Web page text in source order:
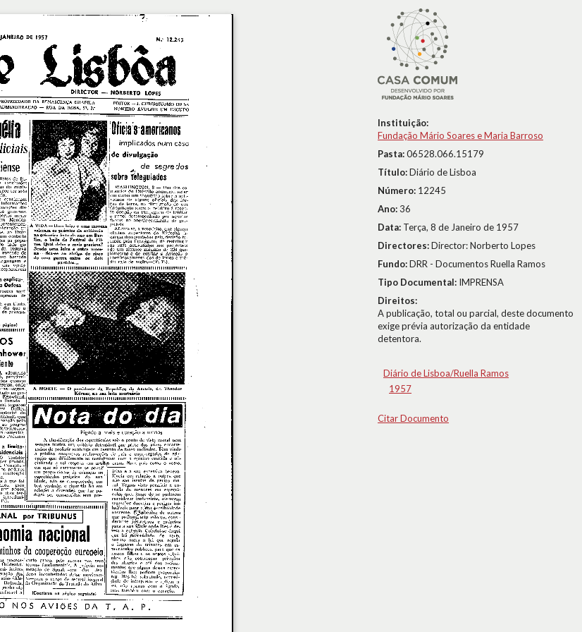
Instituição:
Fundação Mário Soares e Maria Barroso
Pasta:06528.066.15179
Título:Diário de Lisboa
Número: 12245
Ano:36
Data: Terça, 8 de Janeiro de 1957
Directores:Director: Norberto Lopes
Fundo:DRR - Documentos Ruella Ramos
Tipo Documental: IMPRENSA
Direitos:
A publicação, total ou parcial, deste documento
exige prévia autorização da entidade
detentora.
Diário de Lisboa/Ruella Ramos
1957
Citar Documento